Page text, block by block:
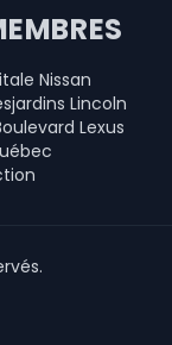
Nissan
Lincoln
Lexus